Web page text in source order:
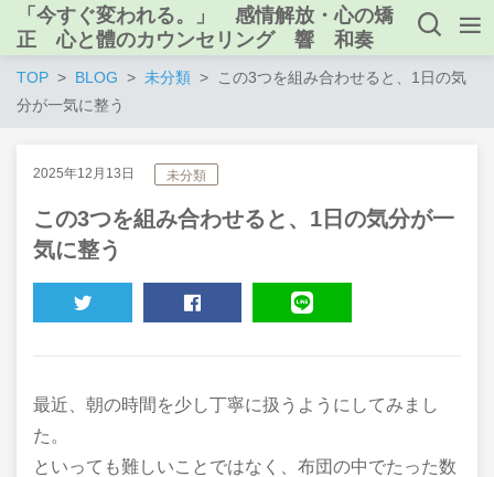
「今すぐ変われる。」 感情解放・心の矯
正 心と體のカウンセリング 響 和奏
TOP BLOG 未分類
この3つを組み合わせると、1日の気
分が一気に整う
2025年12月13日 未分類
この3つを組み合わせると、1日の気分が一
気に整う
最近、朝の時間を少し丁寧に扱うようにしてみまし
た。
といっても難しいことではなく、布団の中でたった数